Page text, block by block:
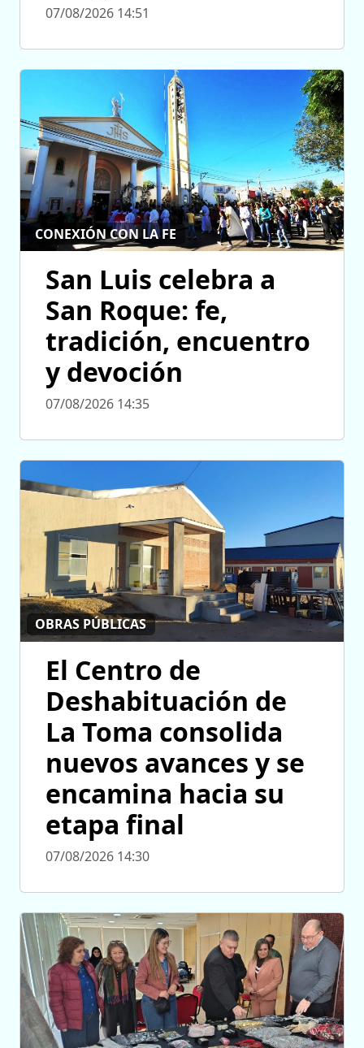
07/08/2026 14:51
CONEXIÓN CON LA FE
San Luis celebra a
San Roque: fe,
tradición, encuentro
y devoción
07/08/2026 14:35
OBRAS PÚBLICAS
El Centro de
Deshabituación de
La Toma consolida
nuevos avances y se
encamina hacia su
etapa final
07/08/2026 14:30